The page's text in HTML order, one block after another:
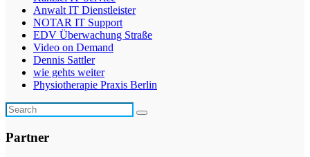
Anwalt IT Dienstleister
NOTAR IT Support
EDV Überwachung Straße
Video on Demand
Dennis Sattler
wie gehts weiter
Physiotherapie Praxis Berlin
Partner